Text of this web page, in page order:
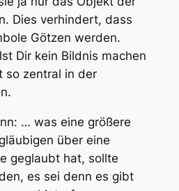
Dies verhindert, dass
Götzen werden.
Dir kein Bildnis machen
so zentral in der
… was eine größere
über eine
geglaubt hat, sollte
es sei denn es gibt